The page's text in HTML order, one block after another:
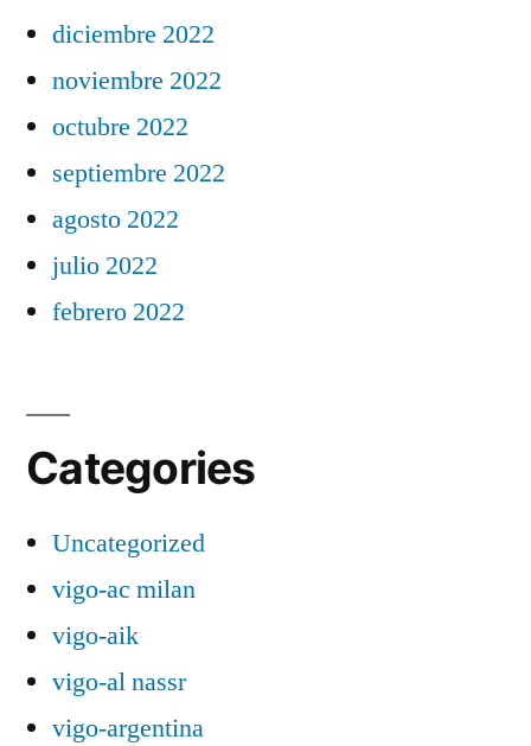
diciembre 2022
noviembre 2022
octubre 2022
septiembre 2022
agosto 2022
julio 2022
febrero 2022
Categories
Uncategorized
vigo-ac milan
vigo-aik
vigo-al nassr
vigo-argentina